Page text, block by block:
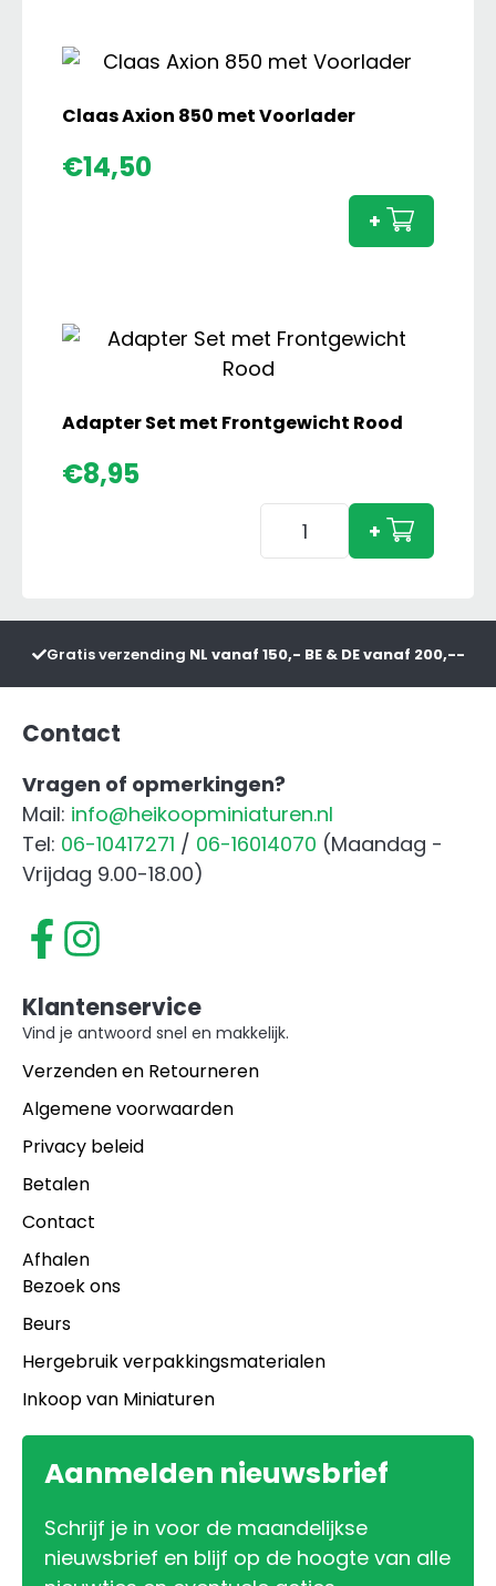
Claas Axion 850 met Voorlader
€14,50
met
+
Adapter Set met Frontgewicht Rood
€8,95
Adapter
aantal
+
Gratis verzending NL vanaf 150,- BE & DE vanaf 200,--
Contact
Vragen of opmerkingen?
Mail: info@heikoopminiaturen.nl
Tel: 06-10417271 / 06-16014070 (Maandag -
Vrijdag 9.00-18.00)
Klantenservice
Vind je antwoord snel en makkelijk.
Verzenden en Retourneren
Algemene voorwaarden
Privacy beleid
Betalen
Contact
Afhalen
Bezoek ons
Beurs
Hergebruik verpakkingsmaterialen
Inkoop van Miniaturen
Aanmelden nieuwsbrief
Schrijf je in voor de maandelijkse
nieuwsbrief en blijf op de hoogte van alle